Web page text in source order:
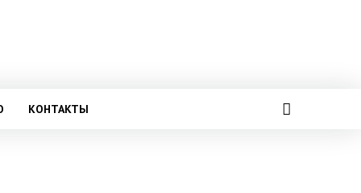
КОНТАКТЫ